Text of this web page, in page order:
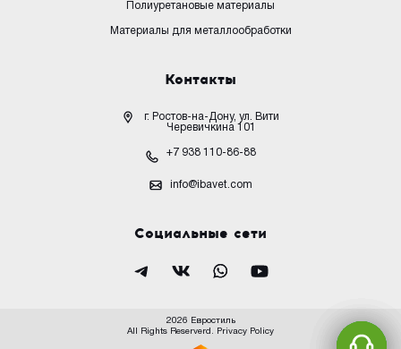
Полиуретановые материалы
Материалы для металлообработки
Контакты
г. Ростов-на-Дону, ул. Вити
Черевичкина 101
+7 938 110-86-88
info@ibavet.com
Социальные сети
2026 Евростиль
All Rights Reserverd.
Privacy Policy